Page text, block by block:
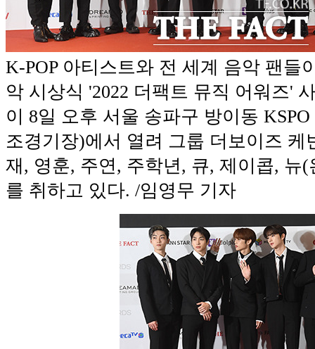
K-POP 아티스트와 전 세계 음악 팬들
악 시상식 '2022 더팩트 뮤직 어워즈'
이 8일 오후 서울 송파구 방이동
조경기장)에서 열려 그룹 더보이즈 케
재, 영훈, 주연, 주학년, 큐, 제이콥, 뉴
를 취하고 있다. /임영무 기자